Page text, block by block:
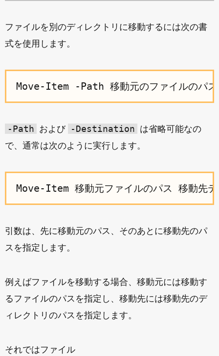
ファイルを別のディレクトリに移動するには次の書
式を使用します。
-Path および -Destination は省略可能なの
で、通常は次のように実行します。
引数は、先に移動元のパス、そのあとに移動先のパ
スを指定します。
例えばファイルを移動する場合、移動元には移動す
るファイルのパスを指定し、移動先には移動先のデ
ィレクトリのパスを指定します。
それではファイル